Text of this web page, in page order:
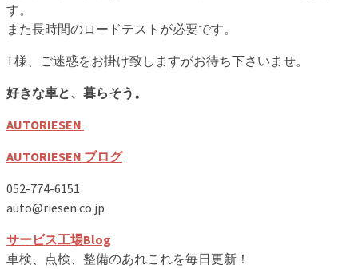
す。
また長時間のロードテストが必要です。
T様、ご迷惑をお掛け致しますがお待ち下さいませ。
好きな車と、暮らそう。
AUTORIESEN
AUTORIESEN ブログ
052-774-6151
auto@riesen.co.jp
サービス工場Blog
車検、点検、整備のあれこれを毎日更新！